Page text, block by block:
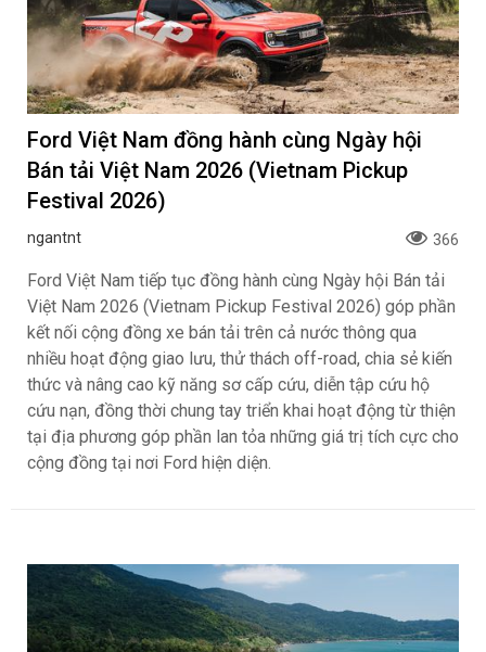
Ford Việt Nam đồng hành cùng Ngày hội
Bán tải Việt Nam 2026 (Vietnam Pickup
Festival 2026)
ngantnt 366
Ford Việt Nam tiếp tục đồng hành cùng Ngày hội Bán tải
Việt Nam 2026 (Vietnam Pickup Festival 2026) góp phần
kết nối cộng đồng xe bán tải trên cả nước thông qua
nhiều hoạt động giao lưu, thử thách off-road, chia sẻ kiến
thức và nâng cao kỹ năng sơ cấp cứu, diễn tập cứu hộ
cứu nạn, đồng thời chung tay triển khai hoạt động từ thiện
tại địa phương góp phần lan tỏa những giá trị tích cực cho
cộng đồng tại nơi Ford hiện diện.